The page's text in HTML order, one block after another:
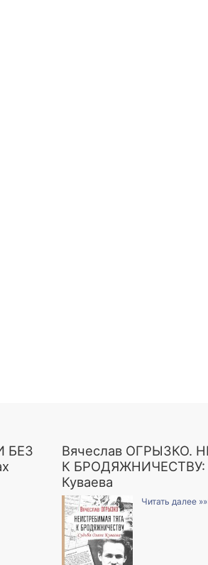
БЕЗ
Вячеслав ОГРЫЗКО.
К БРОДЯЖНИЧЕСТВУ:
Куваева
Читать далее